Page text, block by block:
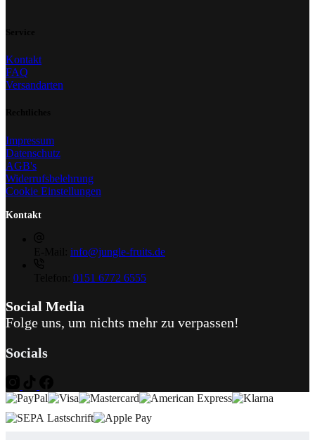
Kontakt
FAQ
Versandarten
Impressum
Datenschutz
AGB's
Widerrufsbelehrung
Cookie Einstellungen
Kontakt
info@jungle-fruits.de
0151 6772 6555
Social Media
Folge uns, um nichts mehr zu verpassen!
Socials